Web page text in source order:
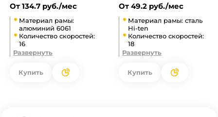
От 134.7 руб./мес
Материал рамы:
алюминий 6061
Количество скоростей:
16
Развернуть
Купить
От 49.2 руб./мес
Материал рамы: сталь
Hi-ten
Количество скоростей:
18
Развернуть
Купить